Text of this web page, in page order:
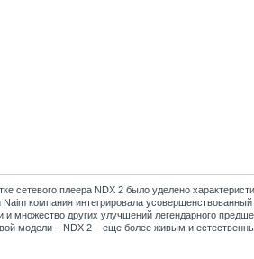
сетевого плеера NDX 2 было уделено
компания интегрировала
и множество других улучшений легендарного
модели – NDX 2 – еще более живым и